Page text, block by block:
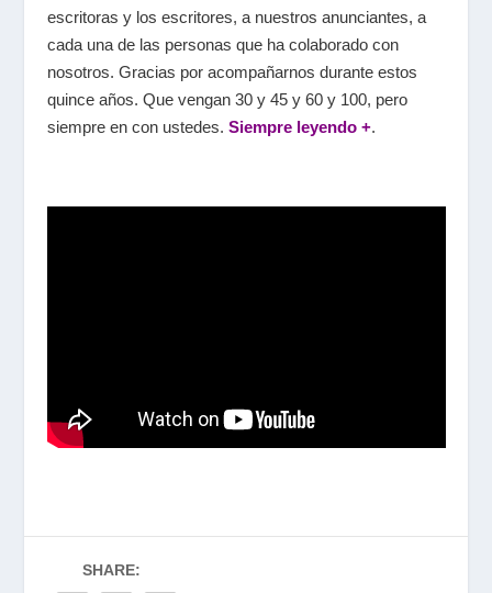
escritoras y los escritores, a nuestros anunciantes, a
cada una de las personas que ha colaborado con
nosotros. Gracias por acompañarnos durante estos
quince años. Que vengan 30 y 45 y 60 y 100, pero
siempre en con ustedes. Siempre leyendo +.
SHARE: